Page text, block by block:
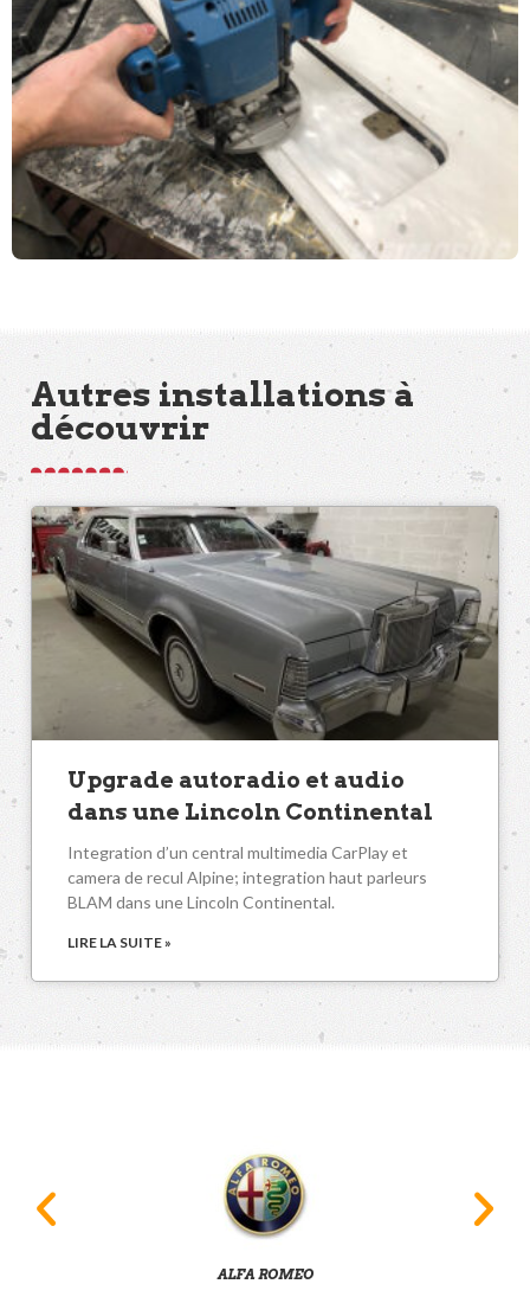
Autres installations à
découvrir
Upgrade autoradio et audio
dans une Lincoln Continental
Integration d’un central multimedia CarPlay et
camera de recul Alpine; integration haut parleurs
BLAM dans une Lincoln Continental.
LIRE LA SUITE »
ALFA ROMEO